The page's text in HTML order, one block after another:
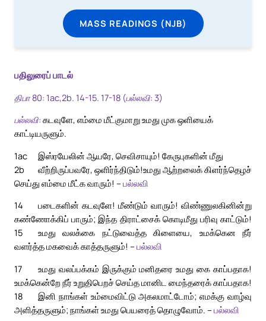
MASS READINGS (NJB)
பதிலுரைப் பாடல்
திபா 80: 1ac,2b. 14-15. 17-18 (பல்லவி: 3)
பல்லவி: கடவுளே, எம்மை மீட்குமாறு உமது முக ஒளியைக்
காட்டியருளும்.
1ac
இஸ்ரயேலின் ஆயரே, செவிசாயும்! கேருபுகளின் மீது
வீற்றிருப்பவரே, ஒளிர்ந்திடும்!
2b
உமது ஆற்றலைக் கிளர்ந்தெழச்
செய்து எம்மை மீட்க வாரும்! – பல்லவி
14
படைகளின் கடவுளே! மீண்டும் வாரும்! விண்ணுலகினின்று
கண்ணோக்கிப் பாரும்; இந்த திராட்சைக் கொடிமீது பரிவு காட்டும்!
15
உமது வலக்கை நட்டுவைத்த கிளையை, உமக்கென நீர்
வளர்த்த மகவைக் காத்தருளும்! – பல்லவி
17
உமது வலப்பக்கம் இருக்கும் மனிதரை உமது கை காப்பதாக!
உமக்கென்றே நீர் உறுதிபெறச் செய்த மானிட மைந்தரைக் காப்பதாக!
18
இனி நாங்கள் உம்மைவிட்டு அகலமாட்டோம்; எமக்கு வாழ்வு
அளித்தருளும்; நாங்கள் உமது பெயரைத் தொழுவோம். – பல்லவி